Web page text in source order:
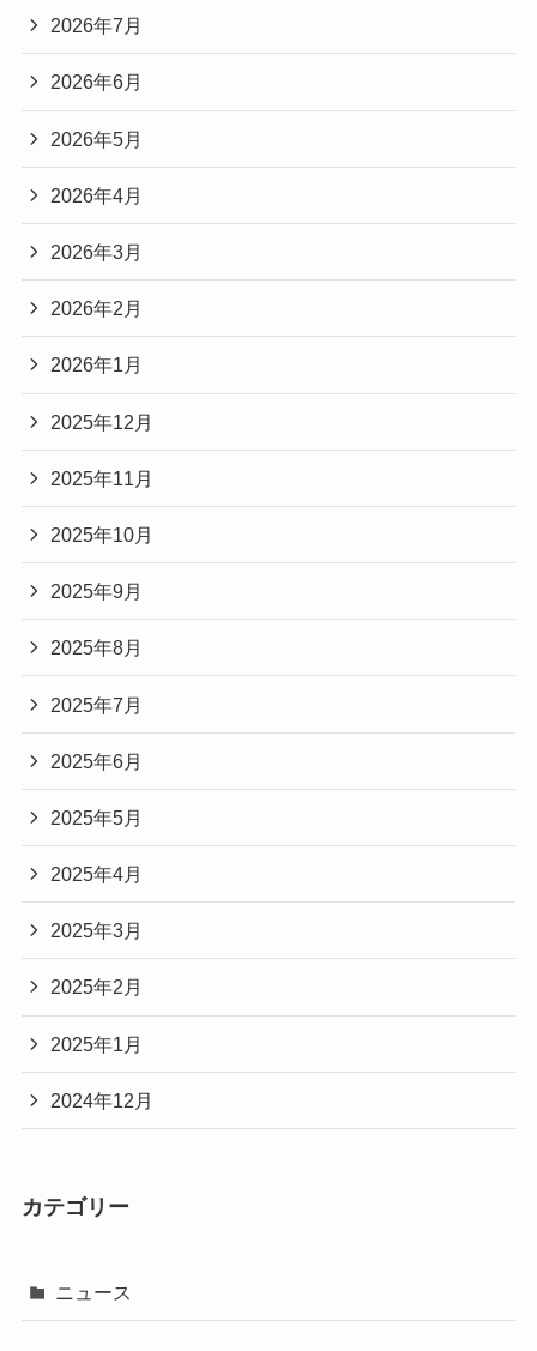
2026年7月
2026年6月
2026年5月
2026年4月
2026年3月
2026年2月
2026年1月
2025年12月
2025年11月
2025年10月
2025年9月
2025年8月
2025年7月
2025年6月
2025年5月
2025年4月
2025年3月
2025年2月
2025年1月
2024年12月
カテゴリー
ニュース